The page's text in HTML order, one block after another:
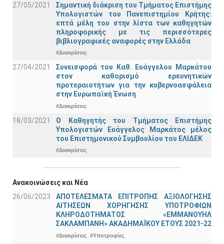
27/05/2021
Σημαντική διάκριση του Τμήματος Επιστήμης
Υπολογιστών του Πανεπιστημίου Κρήτης:
επτά μέλη του στην λίστα των καθηγητών
πληροφορικής με τις περισσότερες
βιβλιογραφικές αναφορές στην Ελλάδα
#Διακρίσεις
27/04/2021
Συνεισφορά του Καθ. Ευάγγελου Μαρκάτου
στον καθορισμό ερευνητικών
προτεραιοτήτων για την κυβερνοασφάλεια
στην Ευρωπαϊκή Ένωση
#Διακρίσεις
18/03/2021
Ο Καθηγητής του Τμήματος Επιστήμης
Υπολογιστών Ευάγγελος Μαρκάτος μέλος
του Επιστημονικού Συμβουλίου του ΕΛΙΔΕΚ
#Διακρίσεις
Ανακοινώσεις και Νέα
26/06/2023
ΑΠΟΤΕΛΕΣΜΑΤΑ ΕΠΙΤΡΟΠΗΣ ΑΞΙΟΛΟΓΗΣΗΣ
ΑΙΤΗΣΕΩΝ ΧΟΡΗΓΗΣΗΣ ΥΠΟΤΡΟΦΙΩΝ
ΚΛΗΡΟΔΟΤΗΜΑΤΟΣ «ΕΜΜΑΝΟΥΗΛ
ΣΑΚΛΑΜΠΑΝΗ» ΑΚΑΔΗΜΑΪΚΟΥ ΕΤΟΥΣ 2021-22
#Διακρίσεις #Υποτροφίες